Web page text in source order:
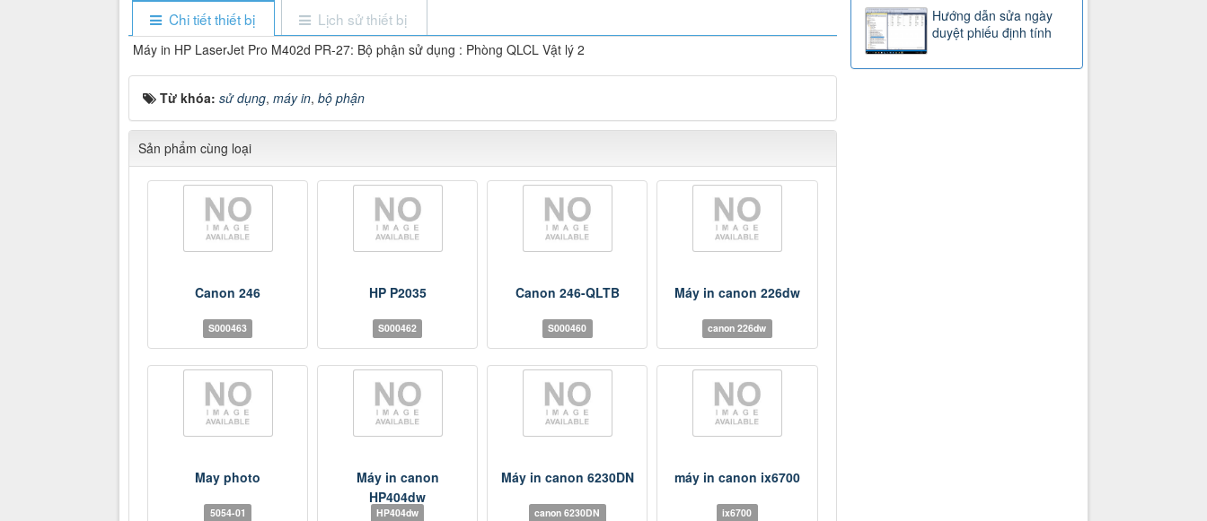
Chi tiết thiết bị Lịch sử thiết bị
Máy in HP LaserJet Pro M402d PR-27: Bộ phận sử dụng : Phòng QLCL Vật lý 2
Từ khóa: sử dụng, máy in, bộ phận
Sản phẩm cùng loại
Canon 246
S000463
HP P2035
S000462
Canon 246-QLTB
S000460
Máy in canon 226dw
canon 226dw
May photo
5054-01
Máy in canon
HP404dw
HP404dw
Máy in canon 6230DN
canon 6230DN
máy in canon ix6700
ix6700
Hướng dẫn sửa ngày
duyệt phiếu định tính